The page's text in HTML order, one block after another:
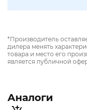
*Производитель
дилера менять
товара и место его
является публичной
Аналоги